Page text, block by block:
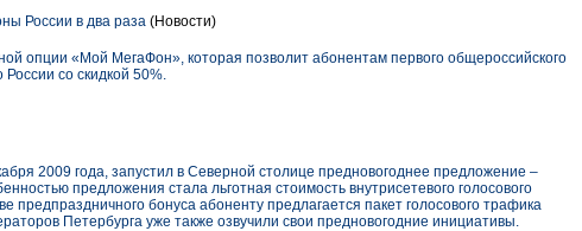
России в два раза (Новости)
опции «Мой МегаФон», которая позволит абонентам первого общероссийского
со скидкой 50%.
2009 года, запустил в Северной столице предновогоднее предложение –
предложения стала льготная стоимость внутрисетевого голосового
предпраздничного бонуса абоненту предлагается пакет голосового трафика
Петербурга уже также озвучили свои предновогодние инициативы.